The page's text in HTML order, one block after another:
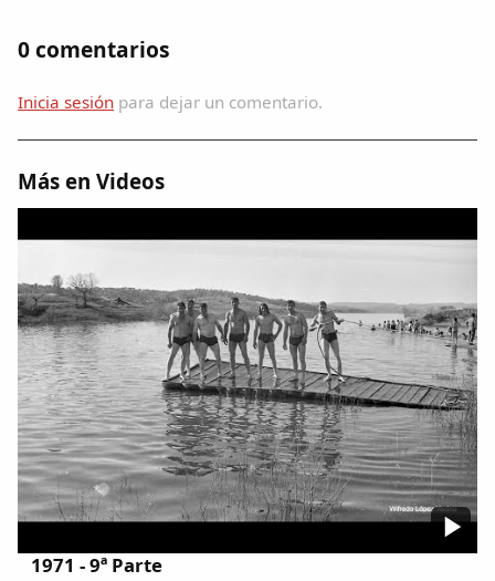
Cancionero Local
Peñas
La palra
Modo oscuro
0 comentarios
Inicia sesión para dejar un comentario.
Más en Videos
1971 - 9ª Parte